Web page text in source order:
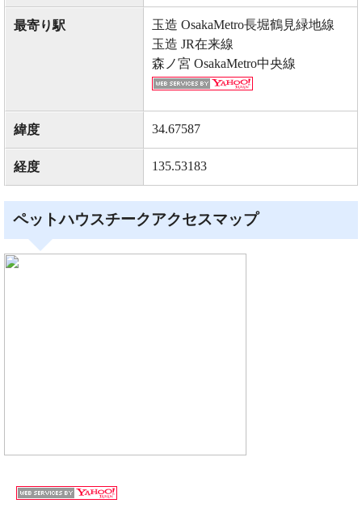
最寄り駅
玉造 OsakaMetro長堀鶴見緑地線
玉造 JR在来線
森ノ宮 OsakaMetro中央線
緯度 34.67587
経度 135.53183
ペットハウスチークアクセスマップ